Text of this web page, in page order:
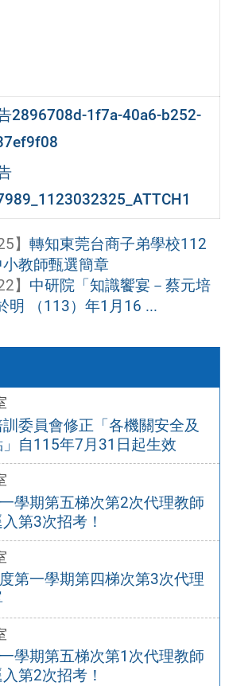
委員會修正「各機關安全及
自115年7月31日起生效
學期第五梯次第2次代理教師
第3次招考！
第一學期第四梯次第3次代理
學期第五梯次第1次代理教師
第2次招考！
2896708d-1f7a-40a6-b252-
】 轉知東莞台商子弟學校112
教師甄選簡章
】 中研院「知識饗宴－蔡元培
明 （113）年1月16 ...